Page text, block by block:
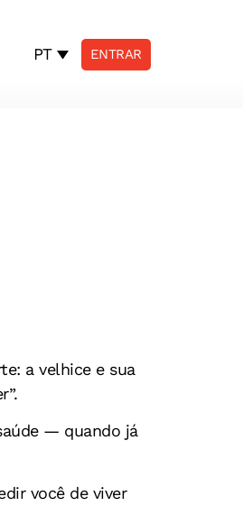
PT ENTRAR
a velhice e sua
— quando já
você de viver